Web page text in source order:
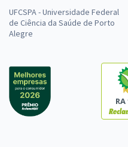
UFCSPA - Universidade Federal
de Ciência da Saúde de Porto
Alegre
RA